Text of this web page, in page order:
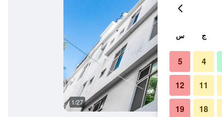
1/27
ج س
4
5
11
12
18
19